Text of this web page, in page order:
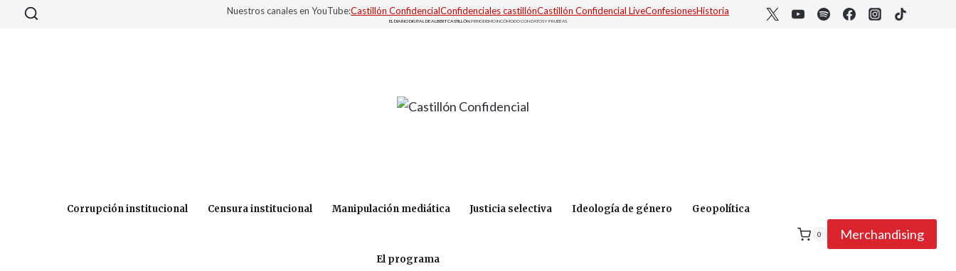
Saltar
Nuestros canales en YouTube:Castillón ConfidencialConfidenciales castillónCastillón Confidencial LiveConfesionesHistoria
EL DIARIO DIGITAL DE ALBERT CASTILLÓN. PERIODISMO INCÓMODO CON DATOS Y PRUEBAS
Corrupción institucional Censura institucional Manipulación mediática Justicia selectiva Ideología de género Geopolítica
El programa
0 Merchandising